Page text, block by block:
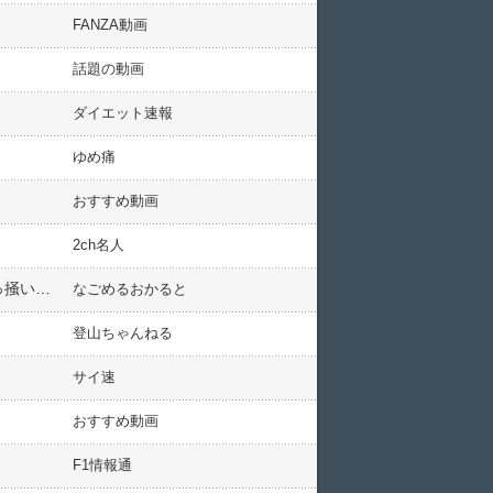
FANZA動画
話題の動画
ダイエット速報
ゆめ痛
おすすめ動画
2ch名人
なごめるおかると
登山ちゃんねる
サイ速
おすすめ動画
F1情報通